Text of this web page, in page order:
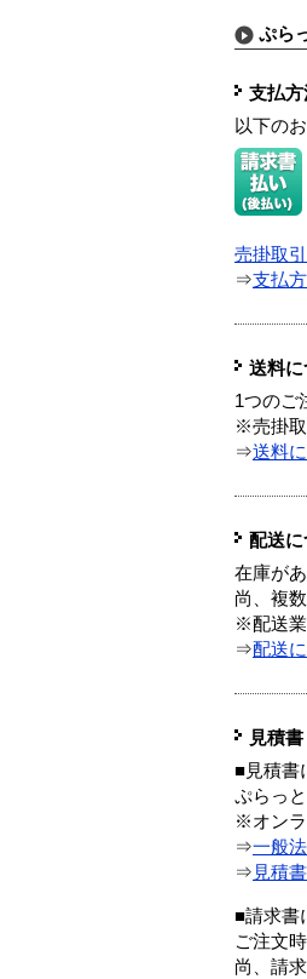
ぷら
支払方
以下の
売掛取
⇒支払
送料に
1つのご
※売掛取
⇒送料
配送
在庫が
尚、複
※配送業
⇒配送
見積
■見積書
ぷらっ
※オンラ
⇒一般
⇒ 見積
■請求書
ご注文
尚、請